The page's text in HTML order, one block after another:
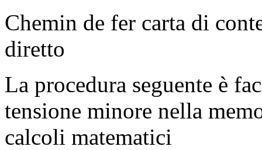
Chemin de fer carta di
diretto
La procedura seguente è
tensione minore nella
calcoli matematici